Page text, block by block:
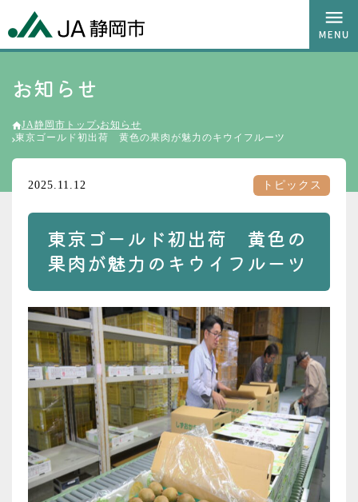
お知らせ
JA静岡市トップ お知らせ
東京ゴールド初出荷 黄色の果肉が魅力のキウイフルーツ
2025.11.12 トピックス
東京ゴールド初出荷 黄色の
果肉が魅力のキウイフルーツ